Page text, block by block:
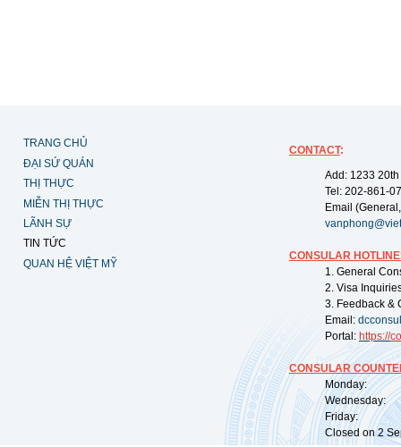
TRANG CHỦ
ĐẠI SỨ QUÁN
THỊ THỰC
MIỄN THỊ THỰC
LÃNH SỰ
TIN TỨC
QUAN HỆ VIỆT MỸ
CONTACT:
Add: 1233
Tel: 202-861-
Email
CONSULAR
1. General
2. Visa
3. Feedback &
Email:
Portal: https://
CONSULAR
Monday:
Wednesday:
Friday:
Closed on 2